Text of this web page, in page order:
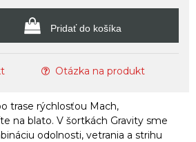
Pridať do košíka
Otázka na produkt
trase rýchlosťou Mach,
na blato. V šortkách Gravity sme
odolnosti, vetrania a strihu